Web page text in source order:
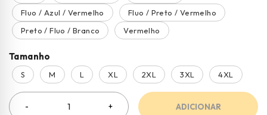
Fluo / Azul / Vermelho
Fluo / Preto / Vermelho
Preto / Fluo / Branco
Vermelho
Tamanho
S M L XL 2XL 3XL 4XL
ADICIONAR